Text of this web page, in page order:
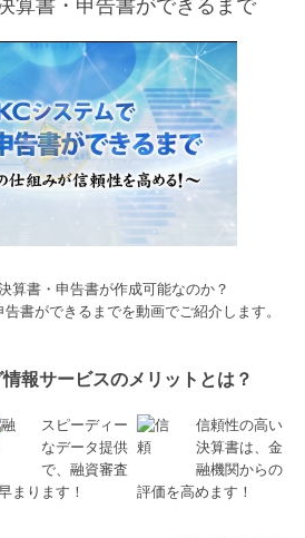
算書・申告書ができるまで
算書・申告書が作成可能なのか？
書ができるまでを動画でご紹介します。
報サービスのメリットとは？
スピーディー
なデータ提供
で、融資審査
まります！
信頼性の高い
決算書は、金
融機関からの
評価を高めます！